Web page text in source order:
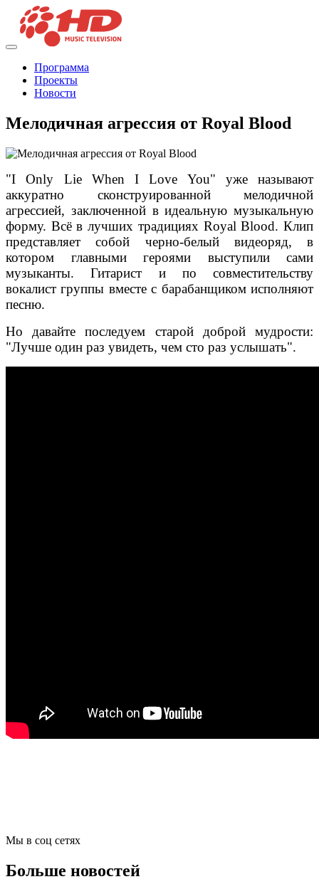
Программа
Проекты
Новости
Мелодичная агрессия от Royal Blood
"I Only Lie When I Love You" уже называют
аккуратно сконструированной мелодичной
агрессией, заключенной в идеальную музыкальную
форму. Всё в лучших традициях Royal Blood. Клип
представляет собой черно-белый видеоряд, в
котором главными героями выступили сами
музыканты. Гитарист и по совместительству
вокалист группы вместе с барабанщиком исполняют
песню.
Но давайте последуем старой доброй мудрости:
"Лучше один раз увидеть, чем сто раз услышать".
Мы в соц сетях
Больше новостей